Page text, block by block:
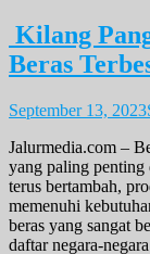
Kilang
Beras
September 13, 2023
Jalurmedia.com –
yang paling
terus bertambah,
memenuhi
beras yang sangat
daftar negara-